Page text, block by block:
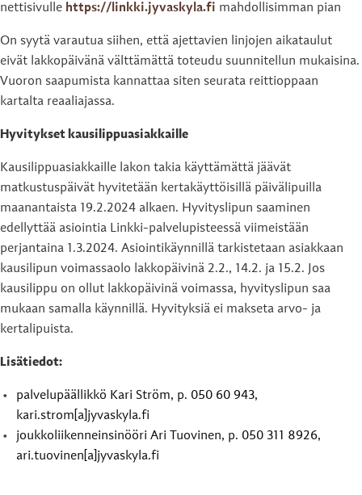
nettisivulle https://linkki.jyvaskyla.fi mahdollisimman pian
On syytä varautua siihen, että ajettavien linjojen aikataulut
eivät lakkopäivänä välttämättä toteudu suunnitellun mukaisina.
Vuoron saapumista kannattaa siten seurata reittioppaan
kartalta reaaliajassa.
Hyvitykset kausilippuasiakkaille
Kausilippuasiakkaille lakon takia käyttämättä jäävät
matkustuspäivät hyvitetään kertakäyttöisillä päivälipuilla
maanantaista 19.2.2024 alkaen. Hyvityslipun saaminen
edellyttää asiointia Linkki-palvelupisteessä viimeistään
perjantaina 1.3.2024. Asiointikäynnillä tarkistetaan asiakkaan
kausilipun voimassaolo lakkopäivinä 2.2., 14.2. ja 15.2. Jos
kausilippu on ollut lakkopäivinä voimassa, hyvityslipun saa
mukaan samalla käynnillä. Hyvityksiä ei makseta arvo- ja
kertalipuista.
Lisätiedot:
palvelupäällikkö Kari Ström, p. 050 60 943,
kari.strom[a]jyvaskyla.fi
joukkoliikenneinsinööri Ari Tuovinen, p. 050 311 8926,
ari.tuovinen[a]jyvaskyla.fi